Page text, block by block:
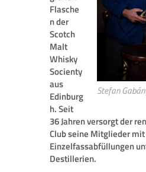
Stefan
Flasche
n der
Scotch
Malt
Whisky
Socienty
aus
Edinburg
h. Seit
36 Jahren versorgt der
Club seine Mitglieder
Einzelfassabfüllungen
Destillerien.